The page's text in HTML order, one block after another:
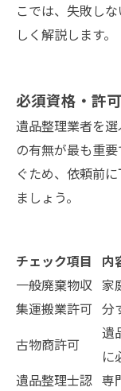
こでは、失敗し
しく解説します。
必須資格・許
遺品整理業者を
の有無が最も重
ぐため、依頼前
ましょう。
チェック項目 内
一般廃棄物収
集運搬業許可
家
分
古物商許可
遺
に
遺品整理士認 専